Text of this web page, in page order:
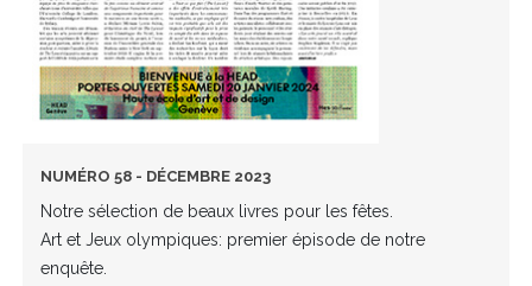
NUMÉRO 58 - DÉCEMBRE 2023
Notre sélection de beaux livres pour les fêtes.
Art et Jeux olympiques: premier épisode de notre
enquête.